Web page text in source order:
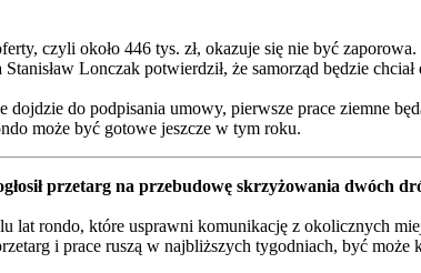
czyli około 446 tys. zł, okazuje się nie być zaporowa.
Lonczak potwierdził, że samorząd będzie
dojdzie do podpisania umowy, pierwsze prace ziemne
może być gotowe jeszcze w tym roku.
przetarg na przebudowę skrzyżowania dwóch
lat rondo, które usprawni komunikację z okolicznych
i prace ruszą w najbliższych tygodniach, być